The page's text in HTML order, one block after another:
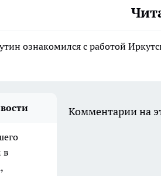
ознакомился с работой
в
Комментарии на